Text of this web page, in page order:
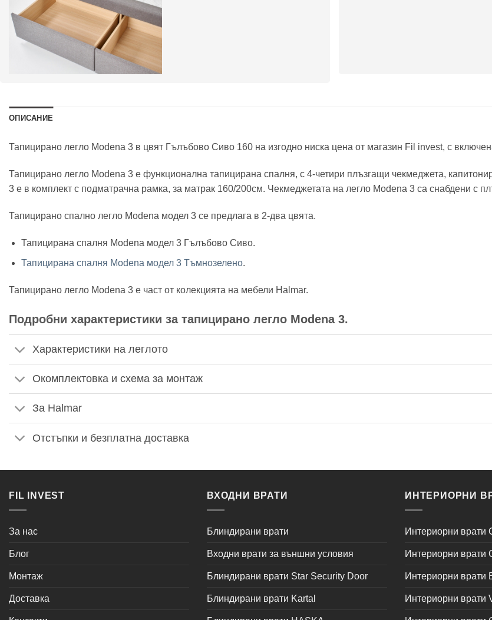
ОПИСАНИЕ
Тапицирано легло Modena 3 в цвят Гълъбово Сиво 160 на изгодно ниска цена от магазин Fil invest, с
Тапицирано легло Modena 3 е функционална тапицирана спалня, с 4-четири плъзгащи чекмеджета,
3 е в комплект с подматрачна рамка, за матрак 160/200см. Чекмеджетата на легло Modena 3 са снабдени с
Тапицирано спално легло Modena модел 3 се предлага в 2-два цвята.
Тапицирана спалня Modena модел 3 Гълъбово Сиво.
Тапицирана спалня Modena модел 3 Тъмнозелено.
Тапицирано легло Modena 3 е част от колекцията на мебели Halmar.
Подробни характеристики за тапицирано легло Modena 3.
Характеристики на леглото
Окомплектовка и схема за монтаж
За Halmar
Отстъпки и безплатна доставка
FIL INVEST
За нас
Блог
Монтаж
Доставка
ВХОДНИ ВРАТИ
Блиндирани врати
Входни врати за външни условия
Блиндирани врати Star Security Door
Блиндирани врати Kartal
ИНТЕРИОРНИ
Интериорни врати
Интериорни врати
Интериорни врати
Интериорни врати